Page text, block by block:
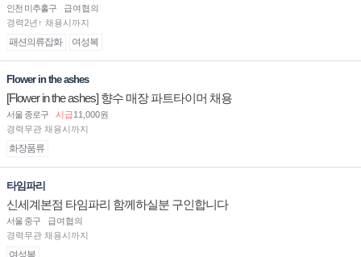
인천 미추홀구
급여협의
경력2년↑ 채용시까지
패션의류잡화 여성복
Flower in the ashes
[Flower in the ashes] 향수 매장 파트타이머 채용
서울 종로구 시급11,000원
경력무관 채용시까지
화장품류
타임파리
신세계본점 타임파리 함께하실분 구인합니다
서울 중구
급여협의
경력무관 채용시까지
여성복